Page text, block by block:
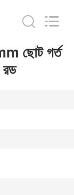
ছোট গর্ত
রড